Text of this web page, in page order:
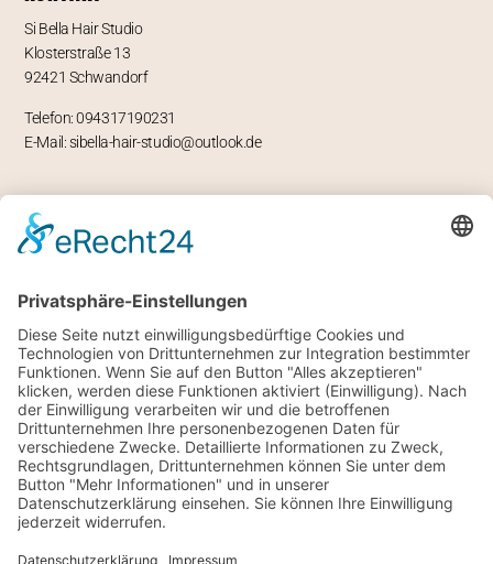
Si Bella Hair Studio
Klosterstraße 13
92421 Schwandorf
Telefon: 094317190231
E-Mail: sibella-hair-studio@outlook.de
ÖFFNUNGSZEITEN
Sa 8 bis 14 Uhr
RECHTLICHES
Impressum
Datenschutz
Allgemeine Geschäftsbedingungen